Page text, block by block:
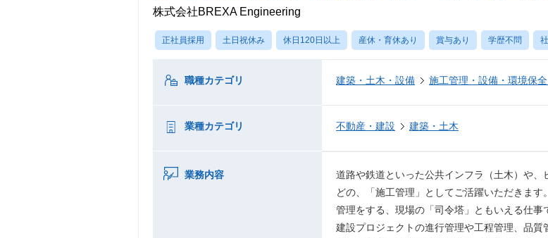
株式会社BREXA Engineering
正社員採用 土日祝休み 休日120日以上 産休・育休あり 賞与あり 学歴不問
職種カテゴリ 建築・土木・設備 施工管理・設備・環境保
業種カテゴリ 不動産・建設 建築・土木
業務内容
道路や鉄道といった公共インフラ（土木）や
どの、「施工管理」としてご活躍いただきま
管理をする、現場の「司令塔」ともいえる仕事
建設プロジェクトの進行管理や工程管理、品